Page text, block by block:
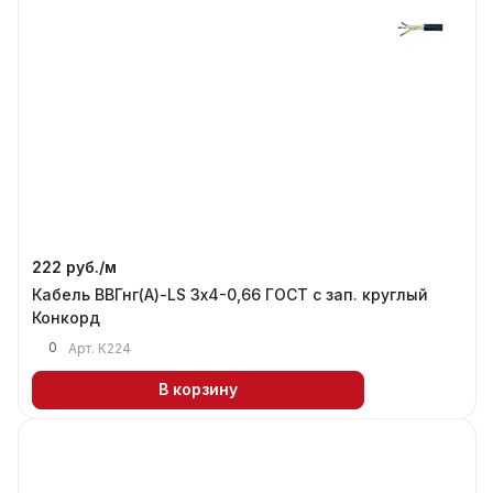
222 руб./м
Кабель ВВГнг(А)-LS 3х4-0,66 ГОСТ с зап. круглый
Конкорд
0 Арт. К224
В корзину